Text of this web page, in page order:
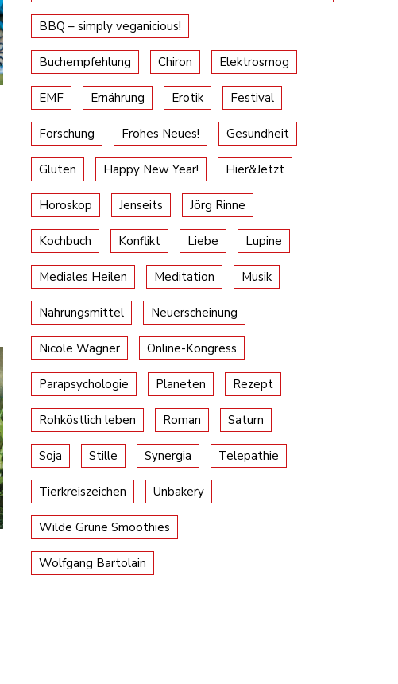
BBQ – simply veganicious!
Buchempfehlung Chiron Elektrosmog
EMF Ernährung Erotik Festival
Forschung Frohes Neues! Gesundheit
Gluten Happy New Year! Hier&Jetzt
Horoskop Jenseits Jörg Rinne
Kochbuch Konflikt Liebe Lupine
Mediales Heilen Meditation Musik
Nahrungsmittel Neuerscheinung
Nicole Wagner Online-Kongress
Parapsychologie Planeten Rezept
Rohköstlich leben Roman Saturn
Soja Stille Synergia Telepathie
Tierkreiszeichen Unbakery
Wilde Grüne Smoothies
Wolfgang Bartolain